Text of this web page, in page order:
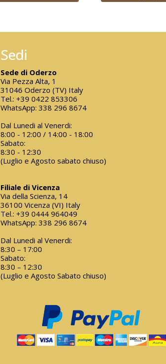
Sedi
Sede di Oderzo
Via Pezza Alta, 1
31046 Oderzo (TV) Italy
Tel.: +39 0422 853306
WhatsApp: 338 296 8674
Dal Lunedi al Venerdi:
8:00 - 12:00 / 14:00 - 18:00
Sabato:
8:30 - 12:30
(Luglio e Agosto sabato chiuso)
Filiale di Vicenza
Via della Scienza, 14
36100 Vicenza (VI) Italy
Tel.: +39 0444 964049
WhatsApp: 338 296 8674
Dal Lunedi al Venerdi:
8:30 – 17:00
Sabato:
8:30 – 12:30
(Luglio e Agosto Sabato chiuso)